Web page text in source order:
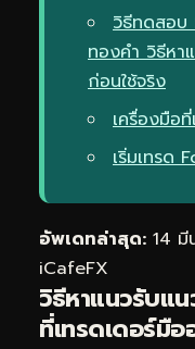
วิธีทดสอบ
ทองคำ วิธีหา
ก่อนใช้จริง
เครื่องมือที่
เริ่มเทรด
อัพเดทล่าสุด: 14 มี
iCafeFX
วิธีหาแนวรับแ
ที่เทรดเดอร์มื